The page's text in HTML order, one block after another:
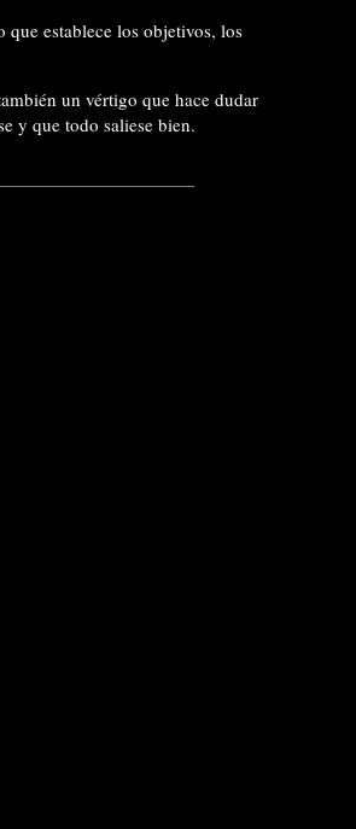
que establece los objetivos, los
un vértigo que hace dudar
y que todo saliese bien.